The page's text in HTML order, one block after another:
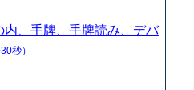
内、手牌、手牌読み、デバ
秒）